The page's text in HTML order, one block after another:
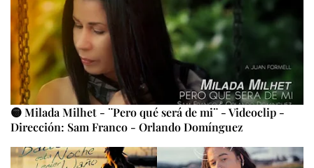
🟡 Milada Milhet - ¨Pero qué será de mi¨ - Videoclip -
Dirección: Sam Franco - Orlando Domínguez